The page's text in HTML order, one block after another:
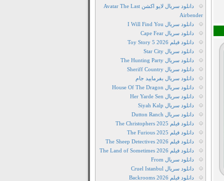
Stairs
2021
تریلر
فیلم
The
Stairs
2021
تماشای
آنلاین
فیلم
The
Stairs
2021
دانلود
The
دانلود سریال لایو اکشن Avatar The Last
Airbender
دانلود سریال I Will Find You
دانلود سریال Cape Fear
دانلود فیلم Toy Story 5 2026
دانلود سریال Star City
دانلود سریال The Hunting Party
دانلود سریال Sheriff Country
دانلود سریال بفرمایید جام
دانلود سریال House Of The Dragon
دانلود سریال Her Yarde Sen
دانلود سریال Siyah Kalp
دانلود سریال Dutton Ranch
دانلود فیلم The Christophers 2025
دانلود فیلم The Furious 2025
دانلود فیلم The Sheep Detectives 2026
دانلود فیلم The Land of Sometimes 2026
دانلود سریال From
دانلود سریال Cruel Istanbul
دانلود فیلم Backrooms 2026